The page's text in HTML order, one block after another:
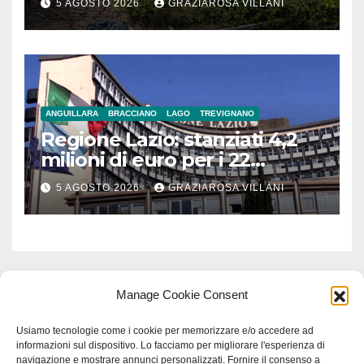
Manage Cookie Consent
Usiamo tecnologie come i cookie per memorizzare e/o accedere ad
informazioni sul dispositivo. Lo facciamo per migliorare l'esperienza di
navigazione e mostrare annunci personalizzati. Fornire il consenso a
5 AGOSTO 2026 GRAZIAROSA VILLANI
ANGUILLARA BRACCIANO LAGO TREVIGNANO
Regione Lazio: stanziati 4,2
milioni di euro per i 22
Comuni dell’Etruria
Meridionale
5 AGOSTO 2026 GRAZIAROSA VILLANI